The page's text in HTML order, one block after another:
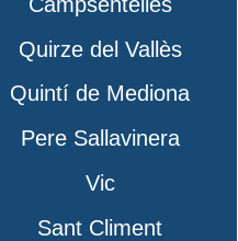
Quirze del Vallès
Quintí de Mediona
Pere Sallavinera
Vic
Sant Climent